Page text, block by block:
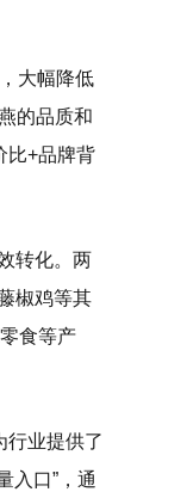
大幅降低
的品质和
比+品牌背
转化。两
椒鸡等其
食等产
行业提供了
入口”，通